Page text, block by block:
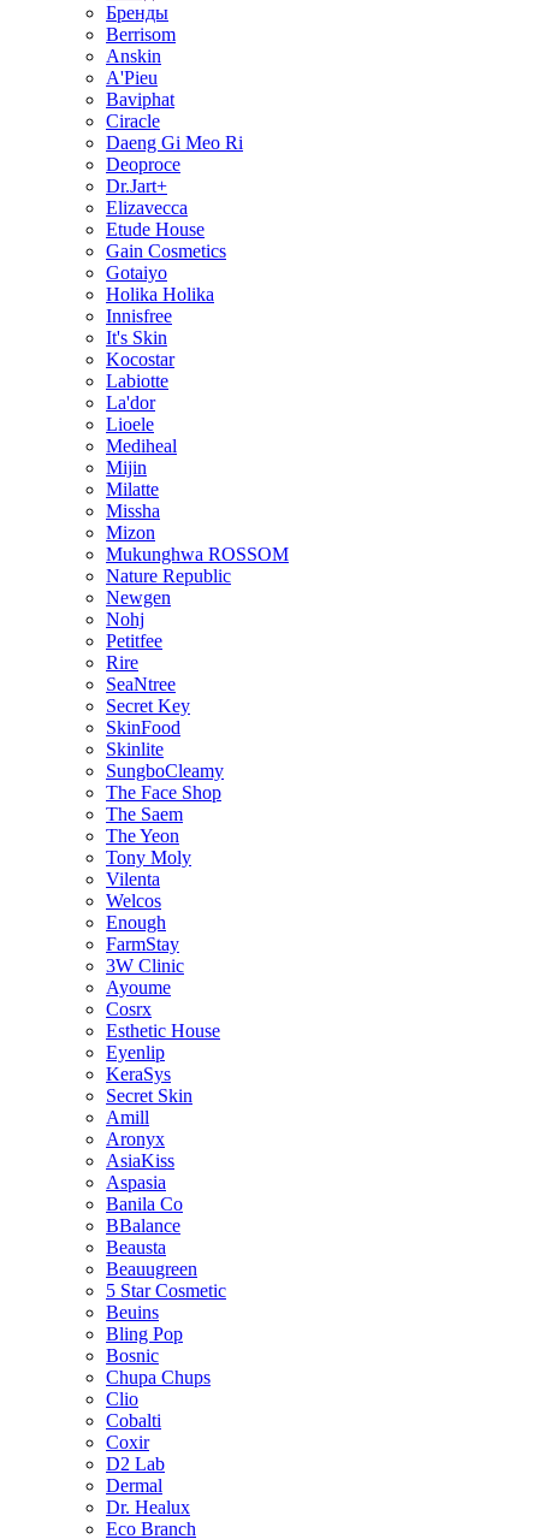
Бренды
Berrisom
Anskin
A'Pieu
Baviphat
Ciracle
Daeng Gi Meo Ri
Deoproce
Dr.Jart+
Elizavecca
Etude House
Gain Cosmetics
Gotaiyo
Holika Holika
Innisfree
It's Skin
Kocostar
Labiotte
La'dor
Lioele
Mediheal
Mijin
Milatte
Missha
Mizon
Mukunghwa ROSSOM
Nature Republic
Newgen
Nohj
Petitfee
Rire
SeaNtree
Secret Key
SkinFood
Skinlite
SungboCleamy
The Face Shop
The Saem
The Yeon
Tony Moly
Vilenta
Welcos
Enough
FarmStay
3W Clinic
Ayoume
Cosrx
Esthetic House
Eyenlip
KeraSys
Secret Skin
Amill
Aronyx
AsiaKiss
Aspasia
Banila Co
BBalance
Beausta
Beauugreen
5 Star Cosmetic
Beuins
Bling Pop
Bosnic
Chupa Chups
Clio
Cobalti
Coxir
D2 Lab
Dermal
Dr. Healux
Eco Branch